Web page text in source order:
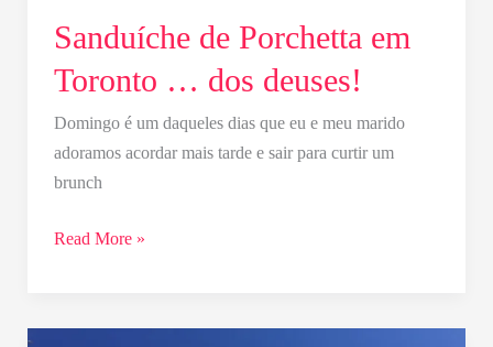
Sanduíche de Porchetta em
Toronto … dos deuses!
Domingo é um daqueles dias que eu e meu marido
adoramos acordar mais tarde e sair para curtir um
brunch
Read More »